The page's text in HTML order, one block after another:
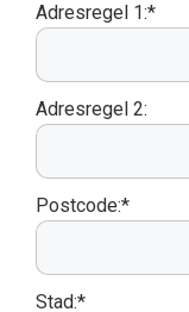
Adresregel 1:*
Adresregel 2:
Postcode:*
Stad:*